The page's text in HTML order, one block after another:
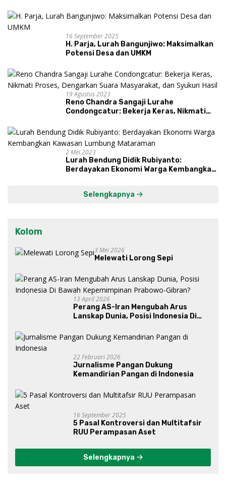
16 September 2025
H. Parja, Lurah Bangunjiwo: Maksimalkan
Potensi Desa dan UMKM
19 Agustus 2023
Reno Chandra Sangaji Lurahe
Condongcatur: Bekerja Keras, Nikmati
dan Syukuri Hasil
2 Mei 2023
Lurah Bendung Didik Rubiyanto:
Berdayakan Ekonomi Warga Kembangkan
Selengkapnya
Kolom
3 Mei 2026
Melewati Lorong Sepi
13 April 2026
Perang AS-Iran Mengubah Arus
Lanskap Dunia, Posisi Indonesia Di
Gibran?
22 Februari 2026
Jurnalisme Pangan Dukung
Kemandirian Pangan di Indonesia
16 September 2025
5 Pasal Kontroversi dan Multitafsir
RUU Perampasan Aset
Selengkapnya